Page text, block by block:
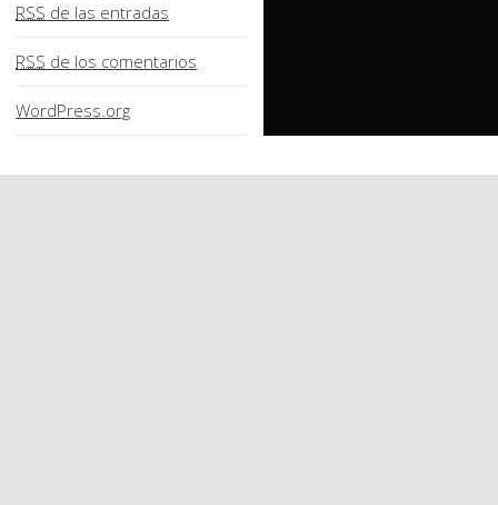
RSS de las entradas
RSS de los comentarios
WordPress.org